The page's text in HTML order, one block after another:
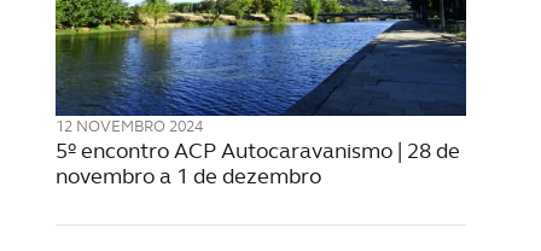
12 NOVEMBRO 2024
5º encontro ACP Autocaravanismo | 28 de
novembro a 1 de dezembro